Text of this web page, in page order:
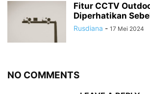
Fitur CCTV
Diperhatikan
Rusdiana - 17 Mei 2024
NO COMMENTS